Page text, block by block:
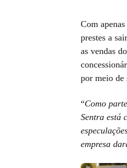
Com
prestes a
as vendas
por meio de
“Como
Sentra está
empresa